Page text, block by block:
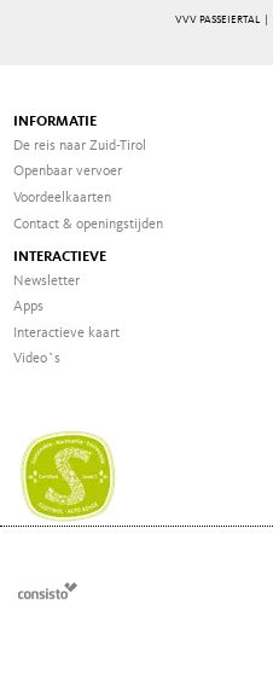
VVV PASSEIERTAL |
INFORMATIE
De reis naar Zuid-Tirol
Openbaar vervoer
Voordeelkaarten
Contact & openingstijden
INTERACTIEVE
Newsletter
Apps
Interactieve kaart
Video`s